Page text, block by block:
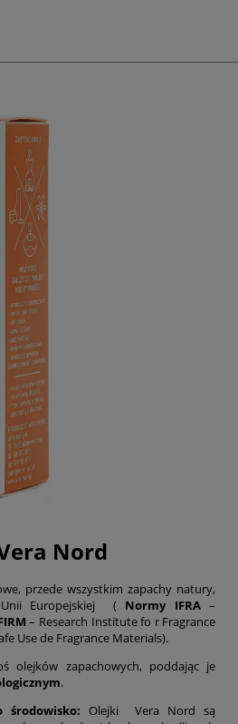
Nord
przede wszystkim zapachy natury,
Europejskiej ( Normy IFRA–
– Research Institute fo r Fragrance
Use de Fragrance Materials).
olejków zapachowych, poddając je
.
środowisko: Olejki Vera Nord są